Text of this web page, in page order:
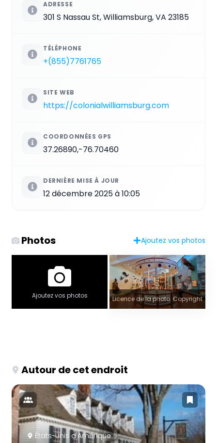
ADRESSE
301 S Nassau St, Williamsburg, VA 23185
TÉLÉPHONE
+(855)7761765
SITE WEB
https://colonialwilliamsburg.com
COORDONNÉES GPS
37.26890,-76.70460
DERNIÈRE MISE À JOUR
12 décembre 2025 à 10:05
Photos Ajoutez vos photos
Ajoutez vos photos Licence de la photo: Copyright
Autour de cet endroit
États-Unis d'Amérique